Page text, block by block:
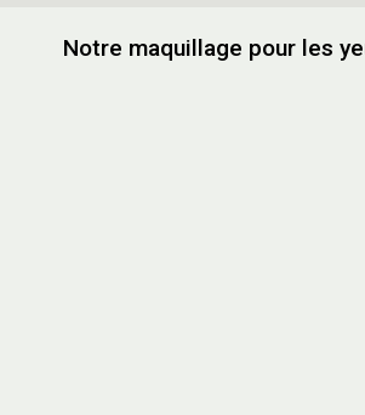
Notre maquillage pour les